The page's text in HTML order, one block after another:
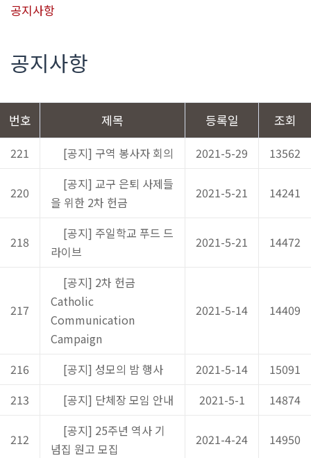
공지사항
공지사항
번호 제목 등록일 조회
221 [공지] 구역 봉사자 회의 2021-5-29 13562
220
[공지] 교구 은퇴 사제들
을 위한 2차 헌금
2021-5-21 14241
218
[공지] 주일학교 푸드 드
라이브
2021-5-21 14472
217
[공지] 2차 헌금
Catholic
Communication
Campaign
2021-5-14 14409
216 [공지] 성모의 밤 행사 2021-5-14
15091
213
[공지] 단체장 모임 안내 2021-5-1 14874
212
[공지] 25주년 역사 기
념집 원고 모집
2021-4-24 14950